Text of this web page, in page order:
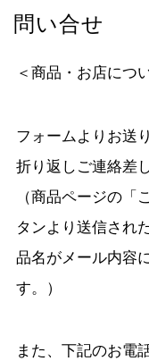
問い合せ
＜商品・お店につ
フォームよりお送
折り返しご連絡差
（商品ページの「
タンより送信され
品名がメール内容
す。）
また、下記のお電